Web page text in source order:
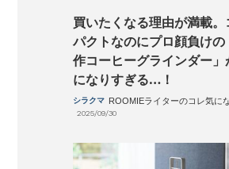
買いたくなる理由が満載。
パクトなのにプロ顔負けの
作コーヒーグラインダー」
になりすぎる…！
シラクマ ROOMIEライターのコレ気に
2025/09/30